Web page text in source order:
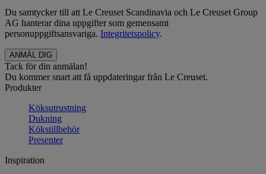
Du samtycker till att Le Creuset Scandinavia och Le Creuset Group
AG hanterar dina uppgifter som gemensamt
personuppgiftsansvariga. Integritetspolicy.
Tack för din anmälan!
Du kommer snart att få uppdateringar från Le Creuset.
Produkter
Köksutrustning
Dukning
Kökstillbehör
Presenter
Inspiration